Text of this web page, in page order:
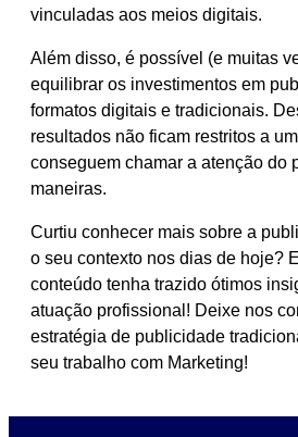
vinculadas aos meios digitais.
Além disso, é possível (e muitas
equilibrar os investimentos em
formatos digitais e tradicionais.
resultados não ficam restritos a
conseguem chamar a atenção do
maneiras.
Curtiu conhecer mais sobre a
o seu contexto nos dias de hoje?
conteúdo tenha trazido ótimos
atuação profissional! Deixe nos
estratégia de publicidade
seu trabalho com Marketing!